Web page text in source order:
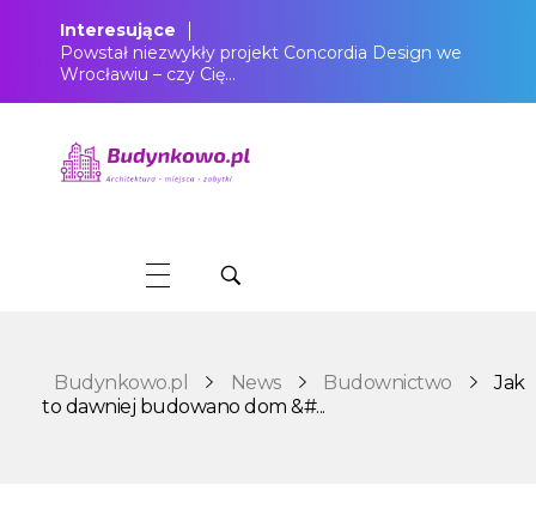
Interesujące
Powstał niezwykły projekt Concordia Design we
Wrocławiu – czy Cię…
Budynkowo.pl News Budownictwo
Jak
to dawniej budowano dom &#...